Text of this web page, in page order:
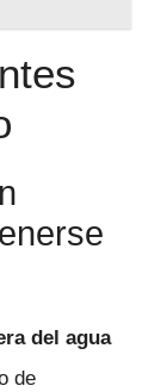
del agua
de